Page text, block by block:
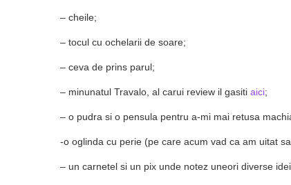
– cheile;
– tocul cu ochelarii de soare;
– ceva de prins parul;
– minunatul Travalo, al carui review il gasiti aici;
– o pudra si o pensula pentru a-mi mai retusa
-o oglinda cu perie (pe care acum vad ca am uitat
– un carnetel si un pix unde notez uneori diverse